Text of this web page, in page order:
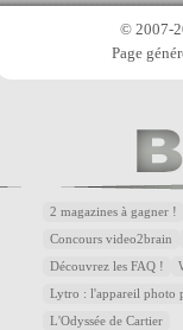
© 2007-
Page
2 magazines à gagner !
Concours video2brain
Découvrez les FAQ !
Lytro : l'appareil photo
L'Odyssée de Cartier